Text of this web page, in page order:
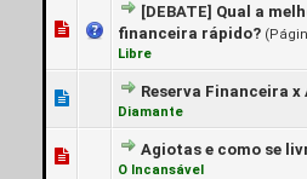
[DEBATE] Qual a
financeira rápido?
Libre
0 Voto(s) - 0 de 5 em média
12 3 45
Reserva Financeira x
Diamante
0 Voto(s) - 0 de 5 em média
1 2 3 4 5
Agiotas e como se
O Incansável
0 Voto(s) - 0 de 5 em média
12345